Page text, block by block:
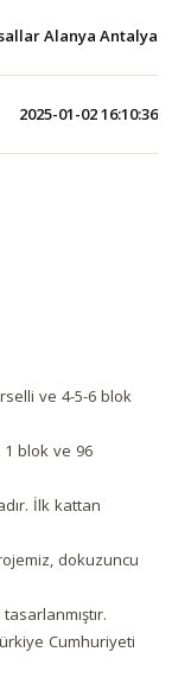
Alanya Antalya
2025-01-02 16:10:36
ve 4-5-6 blok
1 blok ve 96
İlk kattan
dokuzuncu
Cumhuriyeti